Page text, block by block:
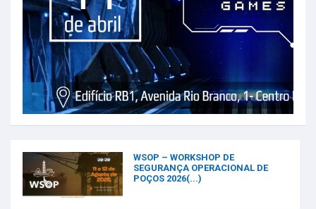
WSOP – WORKSHOP DE
SEGURANÇA OPERACIONAL DE
POÇOS 2026(...)